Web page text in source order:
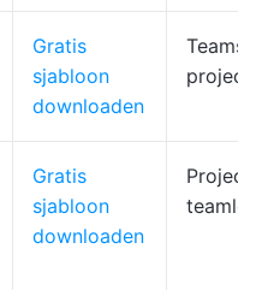
Gratis
sjabloon
downloaden
Teams,
Gratis
sjabloon
downloaden